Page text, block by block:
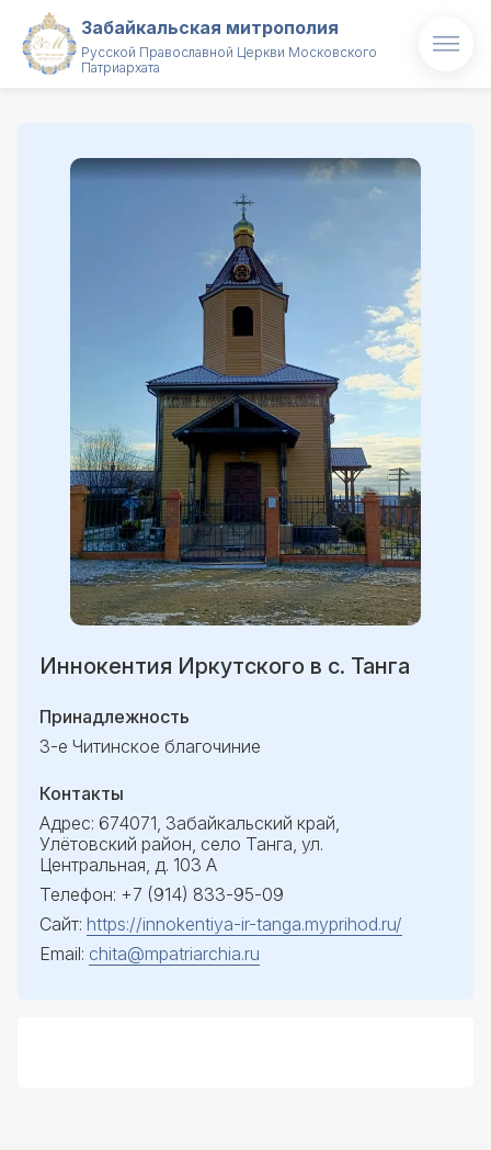
Забайкальская митрополия
Русской Православной Церкви Московского
Патриархата
Святые и святыни
Контакты
Иннокентия Иркутского в с. Танга
Принадлежность
3-е Читинское благочиние
Контакты
Адрес: 674071, Забайкальский край,
Улётовский район, село Танга, ул.
Центральная, д. 103 А
Телефон: +7 (914) 833-95-09
Сайт: https://innokentiya-ir-tanga.myprihod.ru/
Email: chita@mpatriarchia.ru